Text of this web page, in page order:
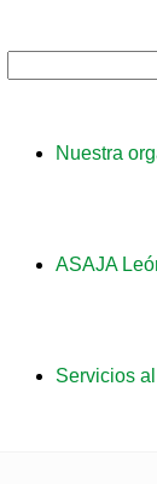
Nuestra
ASAJA
Servicios